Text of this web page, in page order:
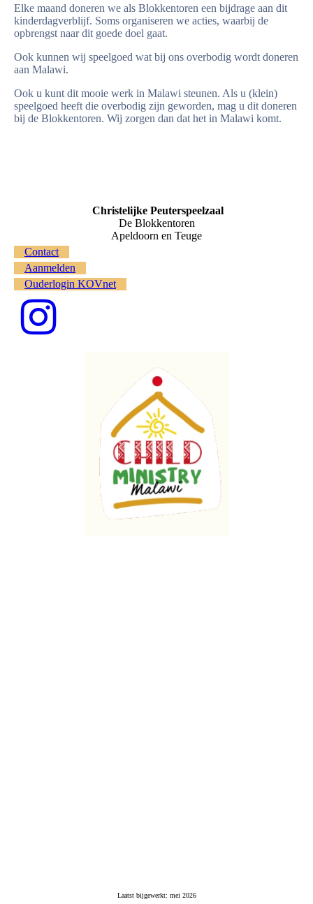
Elke maand doneren we als Blokkentoren een bijdrage aan dit
kinderdagverblijf. Soms organiseren we acties, waarbij de
opbrengst naar dit goede doel gaat.
Ook kunnen wij speelgoed wat bij ons overbodig wordt doneren
aan Malawi.
Ook u kunt dit mooie werk in Malawi steunen. Als u (klein)
speelgoed heeft die overbodig zijn geworden, mag u dit doneren
bij de Blokkentoren. Wij zorgen dan dat het in Malawi komt.
Christelijke Peuterspeelzaal
De Blokkentoren
Apeldoorn en Teuge
Contact
Aanmelden
Ouderlogin KOVnet
Laatst bijgewerkt: mei 2026